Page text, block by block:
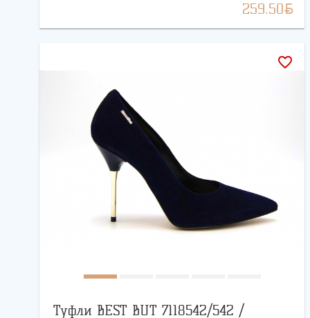
259.50BYN
favorite_border
Туфли BEST BUT 7118542/542 /